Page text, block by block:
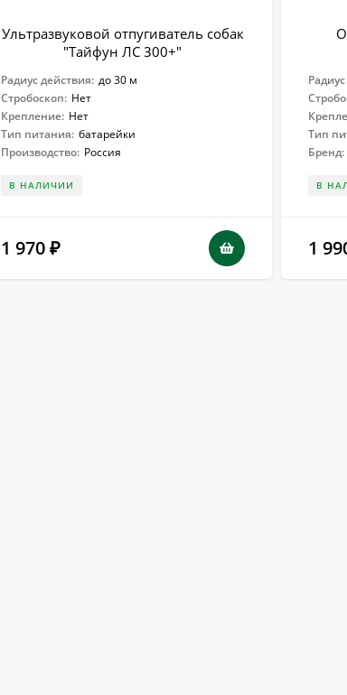
Ультразвуковой отпугиватель собак
"Тайфун ЛС 300+"
Радиус действия: до 30 м
Стробоскоп: Нет
Крепление: Нет
Тип питания: батарейки
Производство: Россия
В НАЛИЧИИ
1 970₽
Тип
Бренд:
В
1